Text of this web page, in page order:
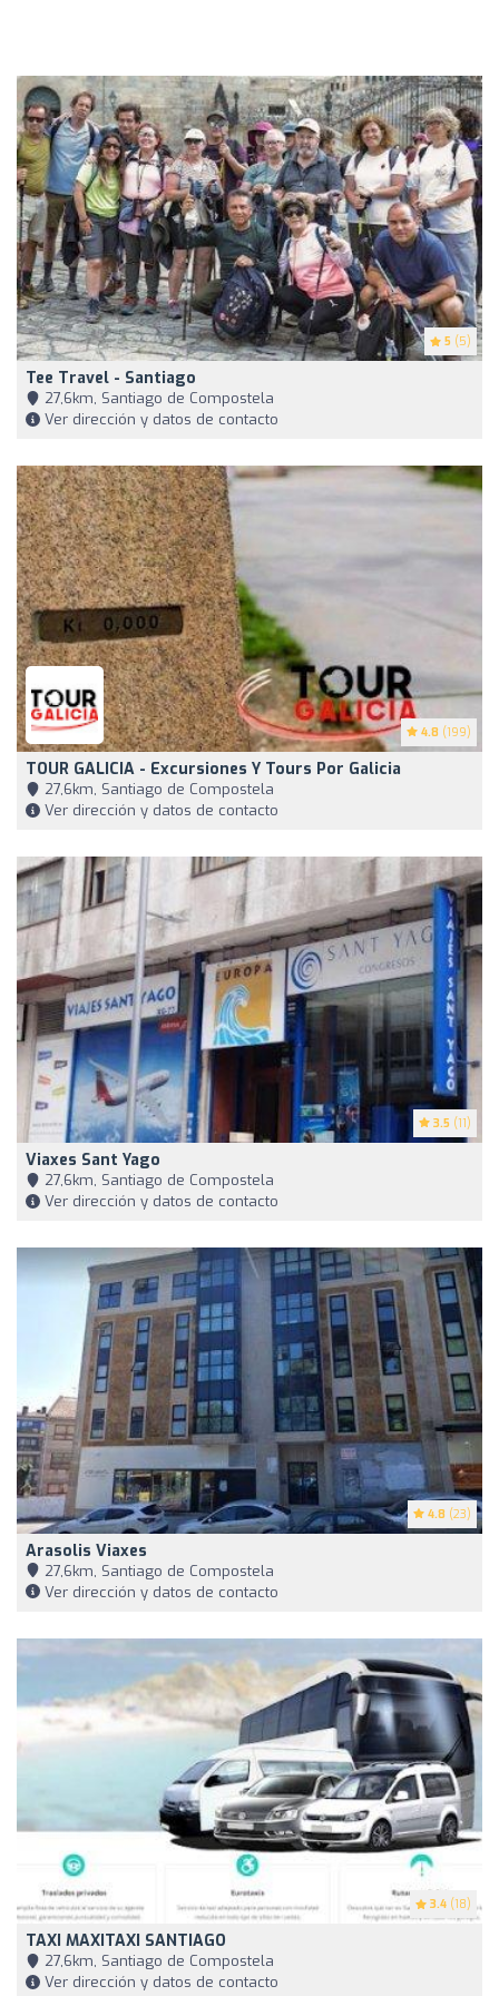
5 (5)
Tee Travel - Santiago
27,6km, Santiago de Compostela
Ver dirección y datos de contacto
4.8 (199)
TOUR GALICIA - Excursiones Y Tours Por Galicia
27,6km, Santiago de Compostela
Ver dirección y datos de contacto
3.5 (11)
Viaxes Sant Yago
27,6km, Santiago de Compostela
Ver dirección y datos de contacto
4.8 (23)
Arasolis Viaxes
27,6km, Santiago de Compostela
Ver dirección y datos de contacto
3.4 (18)
TAXI MAXITAXI SANTIAGO
27,6km, Santiago de Compostela
Ver dirección y datos de contacto